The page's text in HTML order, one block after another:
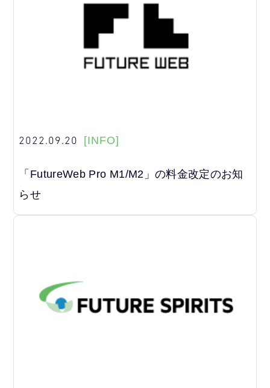
2022.09.20 [INFO]
「FutureWeb Pro M1/M2」の料金改定のお知
らせ